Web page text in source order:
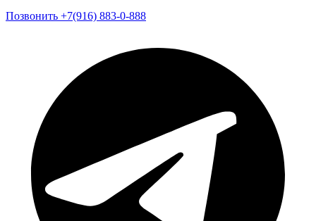
Позвонить +7(916) 883-0-888